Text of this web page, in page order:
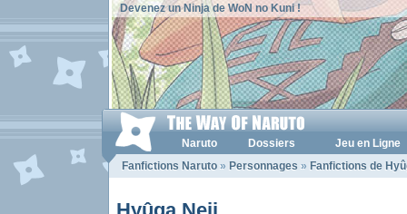
Devenez un Ninja de WoN no Kuni !
Naruto Dossiers
Jeu en Ligne
Fanfictions Naruto » Personnages » Fanfictions de